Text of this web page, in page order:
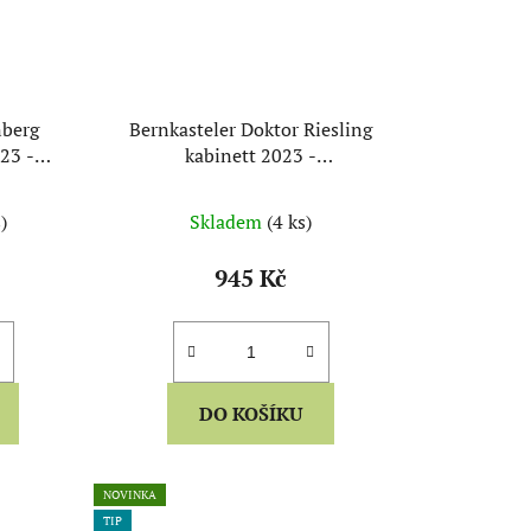
-
Bernkasteler Doktor Riesling
kabinett 2023 -
Skladem (4 ks)
945 Kč
DO KOŠÍKU
NOVINKA
TIP